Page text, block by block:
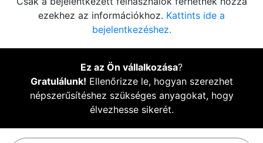
ezekhez az információkhoz. Kattints ide a
bejelentkezéshez.
Ez az Ön vállalkozása?
Gratulálunk! Ellenőrizze le, hogyan szerezhet
népszerűsítéshez szükséges anyagokat, hogy
élvezhesse sikerét.